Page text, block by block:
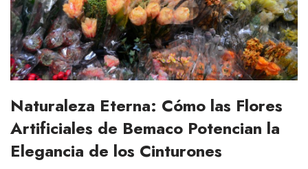
Naturaleza Eterna: Cómo las Flores
Artificiales de Bemaco Potencian la
Elegancia de los Cinturones